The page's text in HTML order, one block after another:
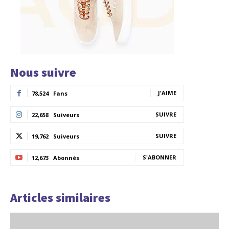
Nous suivre
78,524 Fans J'AIME
22,658 Suiveurs SUIVRE
19,762 Suiveurs SUIVRE
12,673 Abonnés S'ABONNER
Articles similaires